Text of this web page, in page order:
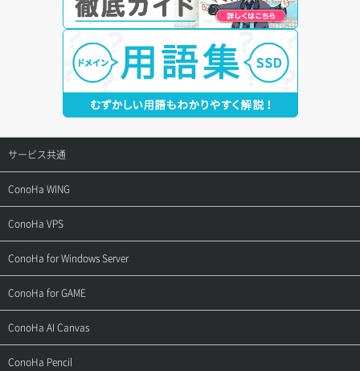
サービス共通
サポートトップ
ご契約・お支払い
用語集
お問い合わせ
ConoHa WING
サポートトップ
ご利用ガイド
お乗り換えガイド
よくある質問
ConoHa VPS
サポートトップ
ご利用ガイド
APIドキュメントVPS2.0
ConoHa for Windows Server
サポートトップ
ご利用ガイド
ConoHa for GAME
サポートトップ
ご利用ガイド
ConoHa AI Canvas
サポートトップ
ConoHa Pencil